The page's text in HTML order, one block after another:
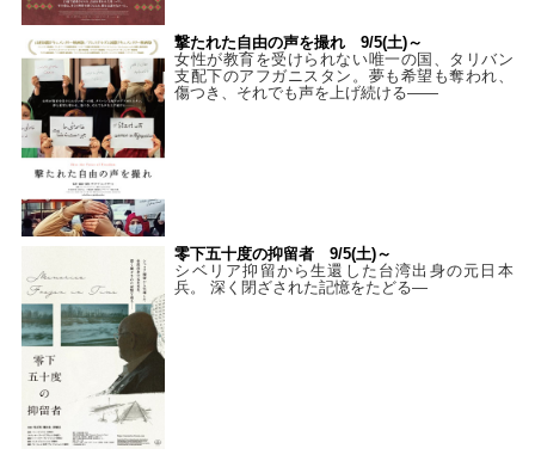
撃たれた自由の声を撮れ 9/5(土)～
女性が教育を受けられない唯一の国、タリバン
支配下のアフガニスタン。夢も希望も奪われ、
傷つき、それでも声を上げ続ける——
零下五十度の抑留者 9/5(土)～
シベリア抑留から生還した台湾出身の元日本
兵。 深く閉ざされた記憶をたどる—